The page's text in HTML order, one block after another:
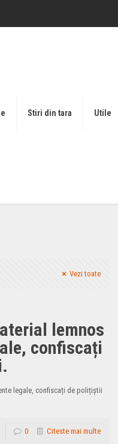
Stiri din tara Utile
Vezi toate
lemnos
confiscați
legale, confiscați de polițiștii
0 Citeste mai multe